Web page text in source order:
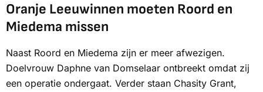
Oranje Leeuwinnen moeten Roord en
Miedema missen
Naast Roord en Miedema zijn er meer afwezigen.
Doelvrouw Daphne van Domselaar ontbreekt omdat zij
een operatie ondergaat. Verder staan Chasity Grant,